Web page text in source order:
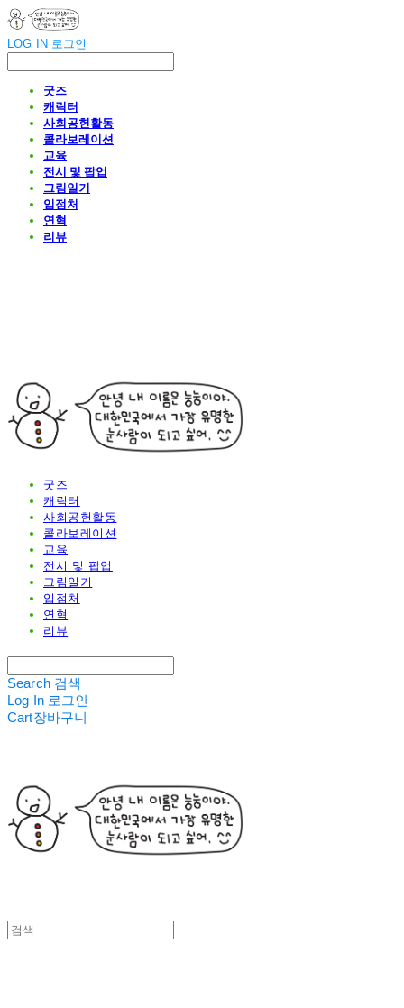
LOG IN 로그인
굿즈
캐릭터
사회공헌활동
콜라보레이션
교육
전시 및 팝업
그림일기
입점처
연혁
리뷰
굿즈
캐릭터
사회공헌활동
콜라보레이션
교육
전시 및 팝업
그림일기
입점처
연혁
리뷰
Search 검색
Log In 로그인
Cart장바구니